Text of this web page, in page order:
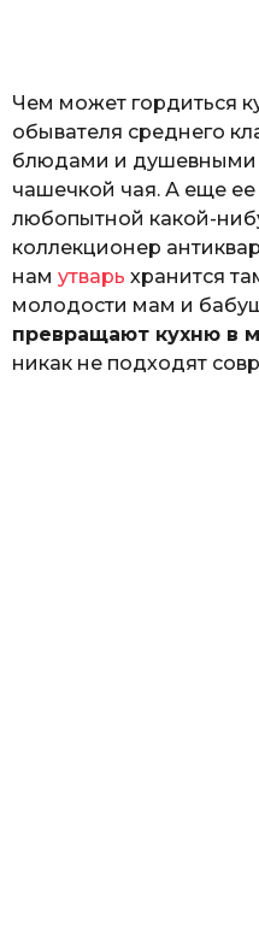
р
к
а
л
ю
к
Чем может гордиться
обывателя среднего
блюдами и душевными
чашечкой чая. А еще
любопытной какой-
коллекционер
нам утварь хранится
молодости мам и
превращают кухню в
никак не подходят